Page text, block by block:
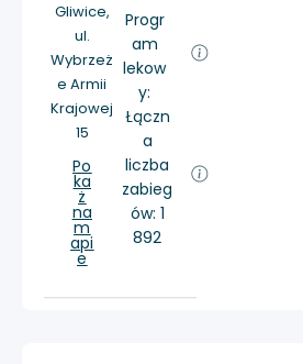
Gliwice,
ul.
Wybrzeż
e Armii
Krajowej
15
Po
ka
ż
na
m
api
e
Progr
am
lekow
y:
Łączn
a
liczba
zabieg
ów: 1
892